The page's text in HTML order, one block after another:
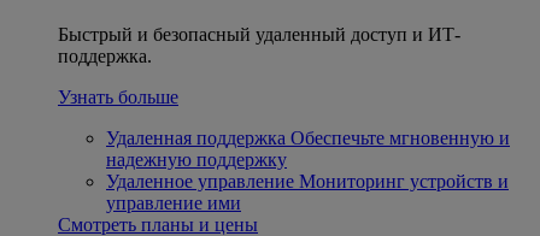
Быстрый и безопасный удаленный доступ и ИТ-
поддержка.
Узнать больше
Удаленная поддержка Обеспечьте мгновенную и
надежную поддержку
Удаленное управление Мониторинг устройств и
управление ими
Смотреть планы и цены